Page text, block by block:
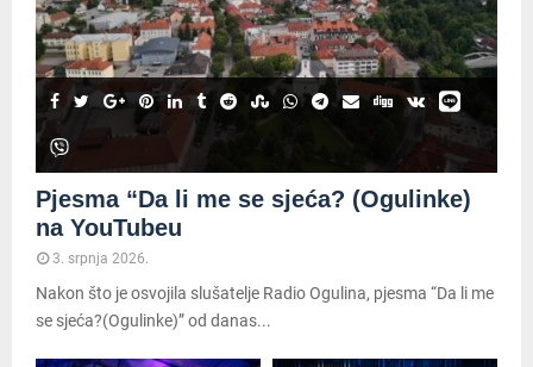
Pjesma “Da li me se sjeća? (Ogulinke)
na YouTubeu
3. srpnja 2026.
Nakon što je osvojila slušatelje Radio Ogulina, pjesma “Da li me
se sjeća?(Ogulinke)” od danas...